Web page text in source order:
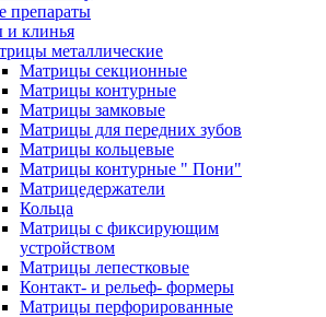
препараты
клинья
металлические
Матрицы секционные
Матрицы контурные
Матрицы замковые
Матрицы для передних зубов
Матрицы кольцевые
Матрицы контурные " Пони"
Матрицедержатели
Кольца
Матрицы с фиксирующим
устройством
Матрицы лепестковые
Контакт- и рельеф- формеры
Матрицы перфорированные